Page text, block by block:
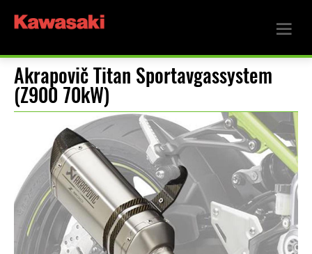
Akrapovič Titan Sportavgassystem
(Z900 70kW)